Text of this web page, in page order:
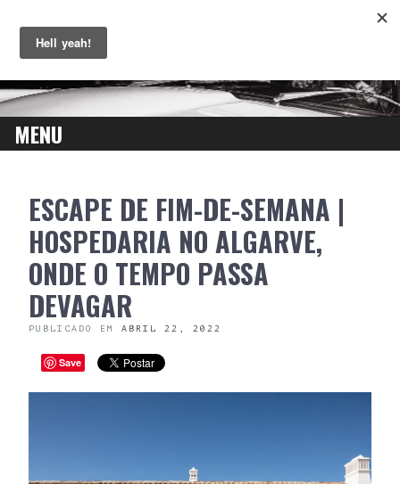
MENU
CONTENTESCAPE DE FIM-DE-SEMANA |
HOSPEDARIA NO ALGARVE,
ONDE O TEMPO PASSA
DEVAGAR
PUBLICADO EM ABRIL 22, 2022
Save